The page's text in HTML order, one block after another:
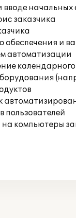
начальных
заказчика
и
автоматизации
компьютеры